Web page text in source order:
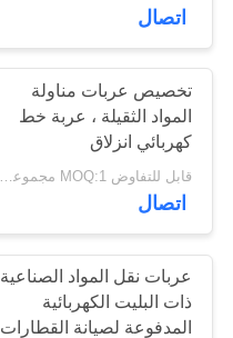
جولة
في
المعمل
مراقبة
الجودة
اتصل
اتصال
تخصيص عربات مناولة
المواد الثقيلة ، عربة خط
كهربائي انزلاق
قابل للتفاوض MOQ:1 مجموعة/مجموعة
اتصال
عربات نقل المواد الصناعية
ذات البليت الكهربائية
المدفوعة لصيانة القطارات